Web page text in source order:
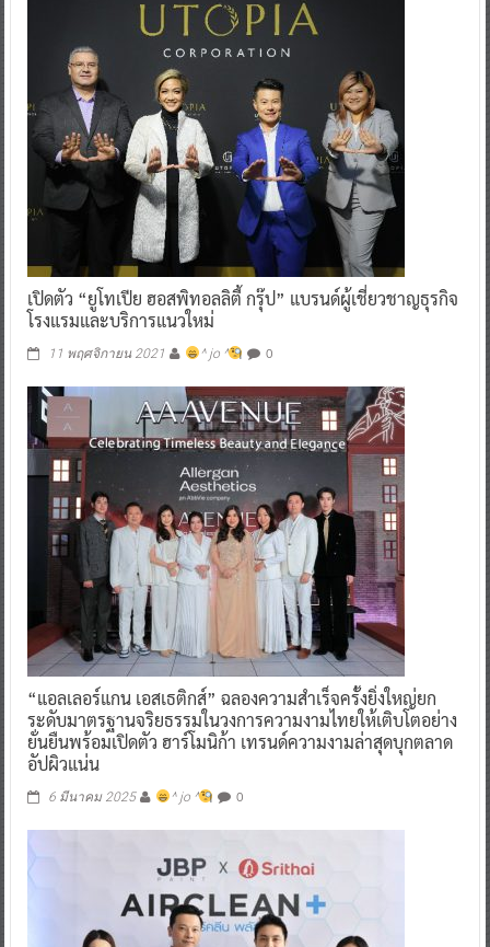
เปิดตัว “ยูโทเปีย ฮอสพิทอลลิตี้ กรุ๊ป” แบรนด์ผู้เชี่ยวชาญธุรกิจ
โรงแรมและบริการแนวใหม่
11 พฤศจิกายน 2021 ^ jo ^ 0
“แอลเลอร์แกน เอสเธติกส์” ฉลองความสำเร็จครั้งยิ่งใหญ่ยก
ระดับมาตรฐานจริยธรรมในวงการความงามไทยให้เติบโตอย่าง
ยั่นยืนพร้อมเปิดตัว ฮาร์โมนิก้า เทรนด์ความงามล่าสุดบุกตลาด
อัปผิวแน่น
6 มีนาคม 2025 ^ jo ^ 0